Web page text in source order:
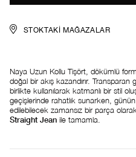
STOKTAKI MAĞAZALAR
Naya Uzun Kollu Tişört, dökümlü
doğal bir akış kazandırır.
birlikte kullanılarak katmanlı bir stil
geçişlerinde rahatlık sunarken, günün
edilebilecek zamansız bir parça
Straight Jean ile tamamla.